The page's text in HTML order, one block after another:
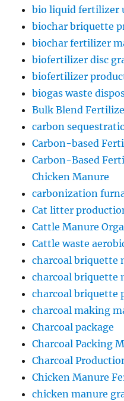
bio liquid fertilizer
biochar briquette
biochar fertilizer
biofertilizer disc
biofertilizer
biogas waste
Bulk Blend
carbon
Carbon-based
Carbon-Based
Chicken Manure
carbonization
Cat litter
Cattle Manure
Cattle waste
charcoal briquette
charcoal briquette
charcoal briquette
charcoal making
Charcoal package
Charcoal Packing
Charcoal
Chicken Manure
chicken manure